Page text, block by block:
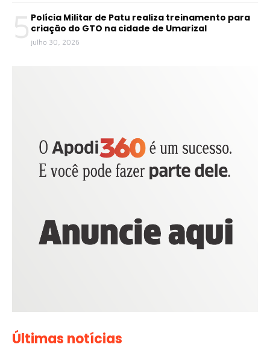
5 Polícia Militar de Patu realiza treinamento para
criação do GTO na cidade de Umarizal
julho 30, 2026
Últimas notícias